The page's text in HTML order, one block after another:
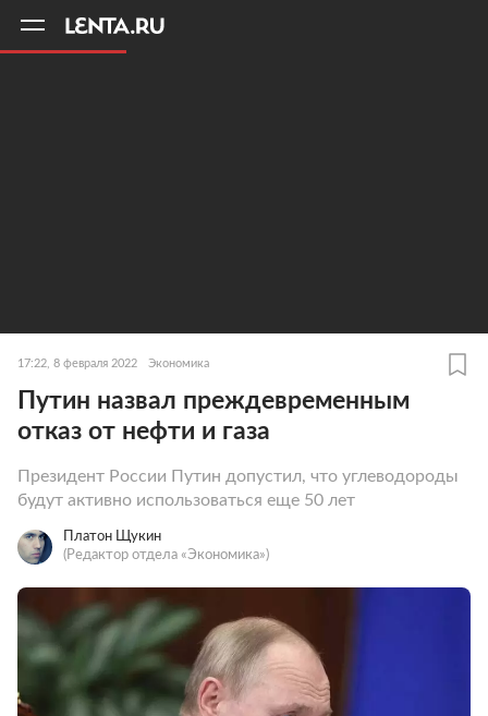
17:22, 8 февраля 2022 Экономика
Путин назвал преждевременным
отказ от нефти и газа
Президент России Путин допустил, что углеводороды
будут активно использоваться еще 50 лет
Платон Щукин
(Редактор отдела «Экономика»)